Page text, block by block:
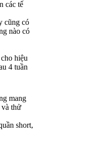
các tế
cũng có
nào có
hiệu
4 tuần
mang
và thử
short,